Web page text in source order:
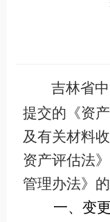
吉林省
提交的《资
及有关材料
资产评估法
管理办法》
一、变更